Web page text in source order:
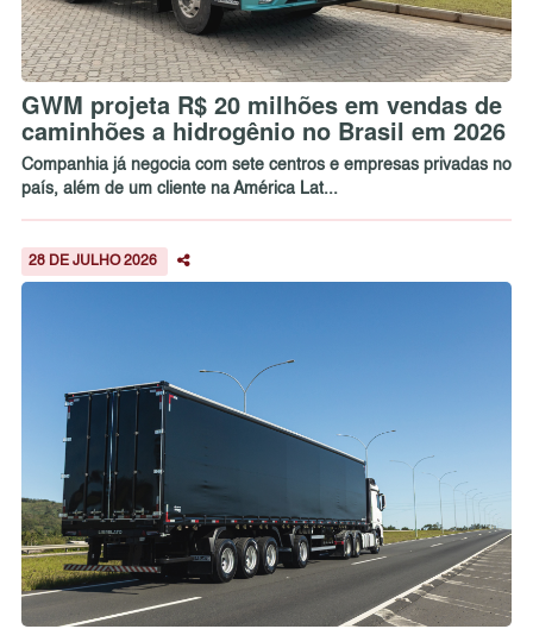
GWM projeta R$ 20 milhões em vendas de
caminhões a hidrogênio no Brasil em 2026
Companhia já negocia com sete centros e empresas privadas no
país, além de um cliente na América Lat...
28 DE JULHO 2026